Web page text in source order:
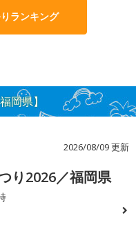
ランキング
岡県】
2026/08/09 更新
り2026／福岡県